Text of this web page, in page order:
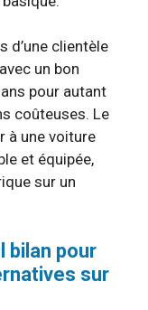
d’une clientèle
un bon
pour autant
coûteuses. Le
à une voiture
et équipée,
sur un
bilan pour
sur